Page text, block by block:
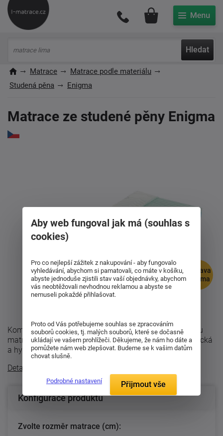
Hledat
Můj účet
Matrace
Matrace podle materiálu
Studená pěna
Enigma
Matrace ze studené pěny Enigma
doprava
zdarma
Komfortní sedmizónová matrace Enigma je partnerskou
matrací, neboť je dvojí tuhosti. Je ortopedická, anatomická
a hygienická. Díky matraci ...
Detailní popis
Konfigurace produktu
Zvolte rozměr matrace (cm):
Aby web fungoval jak má (souhlas s
cookies)
Pro co nejlepší zážitek z nakupování - aby fungovalo
vyhledávání, abychom si pamatovali, co máte v košíku,
abyste jednoduše zjistili stav vaší objednávky, abychom
vás neobtěžovali nevhodnou reklamou a abyste se
nemuseli pokaždé přihlašovat.
Proto od Vás potřebujeme souhlas se zpracováním
souborů cookies, tj. malých souborů, které se dočasně
ukládají ve vašem prohlížeči. Děkujeme, že nám ho dáte a
pomůžete nám web zlepšovat. Budeme se k vašim datům
chovat slušně.
Podrobné nastavení Přijmout vše